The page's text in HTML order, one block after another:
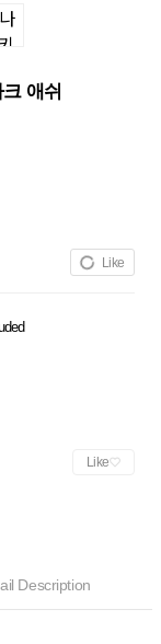
애쉬
Like
Like
Description